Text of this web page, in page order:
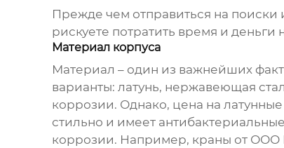
Прежде чем отправиться на поиски
рискуете потратить время и деньги
Материал корпуса
Материал – один из важнейших
варианты: латунь, нержавеющая
коррозии. Однако, цена на
стильно и имеет
коррозии. Например, краны от ООО